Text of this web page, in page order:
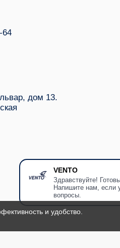
VENTO
Здравствуйте!
Напишите нам, если
вопросы.
64
дом 13.
и удобство.